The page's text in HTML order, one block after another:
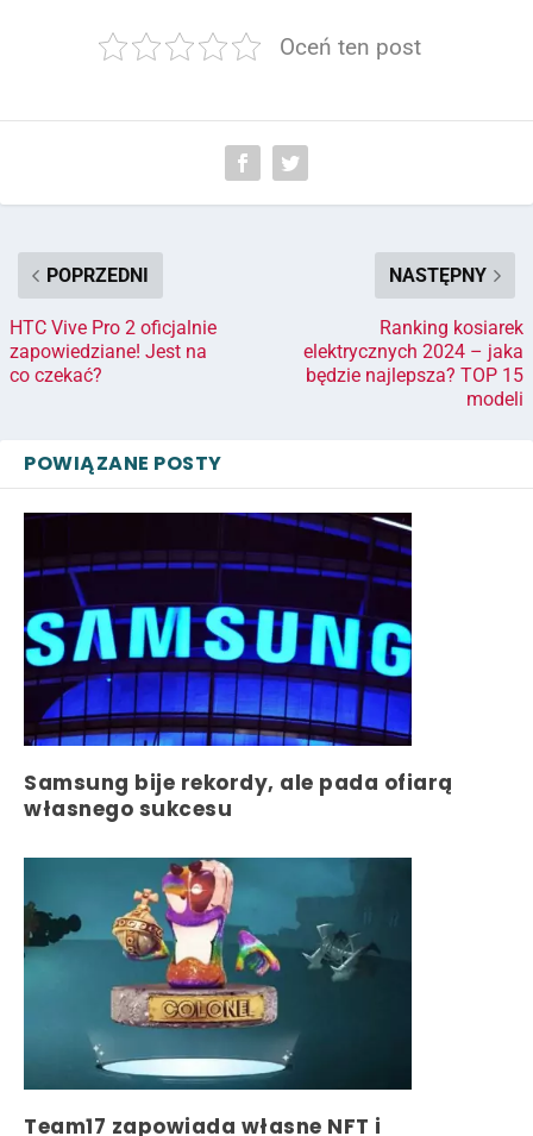
Oceń ten post
POPRZEDNI
HTC Vive Pro 2 oficjalnie
zapowiedziane! Jest na
co czekać?
NASTĘPNY
Ranking kosiarek
elektrycznych 2024 – jaka
będzie najlepsza? TOP 15
modeli
POWIĄZANE POSTY
Samsung bije rekordy, ale pada ofiarą
własnego sukcesu
Team17 zapowiada własne NFT i